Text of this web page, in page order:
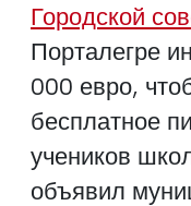
Городской
Порталегре
000 евро,
бесплатное
учеников
объявил